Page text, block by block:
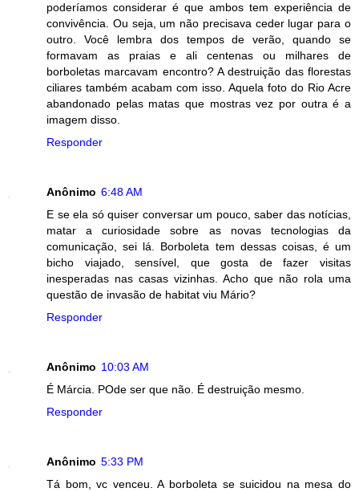
poderíamos considerar é que ambos tem experiência de
convivência. Ou seja, um não precisava ceder lugar para o
outro. Você lembra dos tempos de verão, quando se
formavam as praias e ali centenas ou milhares de
borboletas marcavam encontro? A destruição das florestas
ciliares também acabam com isso. Aquela foto do Rio Acre
abandonado pelas matas que mostras vez por outra é a
imagem disso.
Responder
Anônimo 6:48 AM
E se ela só quiser conversar um pouco, saber das notícias,
matar a curiosidade sobre as novas tecnologias da
comunicação, sei lá. Borboleta tem dessas coisas, é um
bicho viajado, sensível, que gosta de fazer visitas
inesperadas nas casas vizinhas. Acho que não rola uma
questão de invasão de habitat viu Mário?
Responder
Anônimo 10:03 AM
É Márcia. POde ser que não. É destruição mesmo.
Responder
Anônimo 5:33 PM
Tá bom, vc venceu. A borboleta se suicidou na mesa do